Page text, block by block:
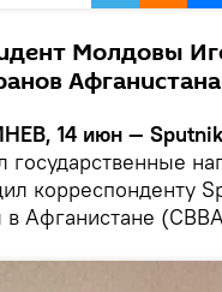
Молдовы
14 июн —
государственные
корреспонденту
в Афганистане